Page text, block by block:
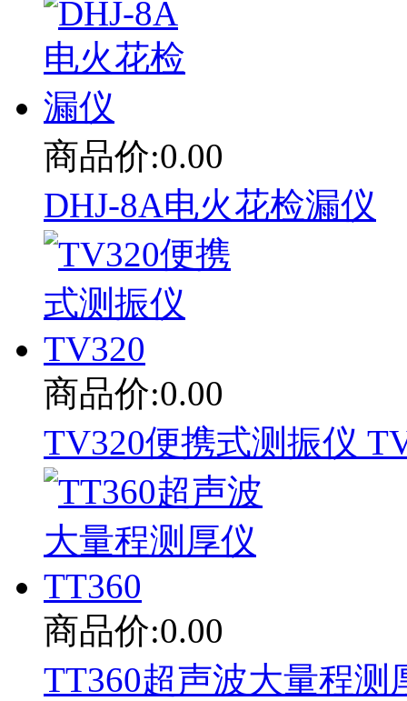
商品价:0.00
DHJ-8A电火花检漏仪
商品价:0.00
TV320便携式测振仪
商品价:0.00
TT360超声波大量程测